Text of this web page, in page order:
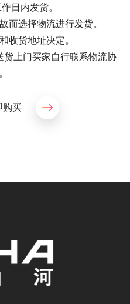
日内发货。
而选择物流进行发货。
收货地址决定。
上门买家自行联系物流协
购买